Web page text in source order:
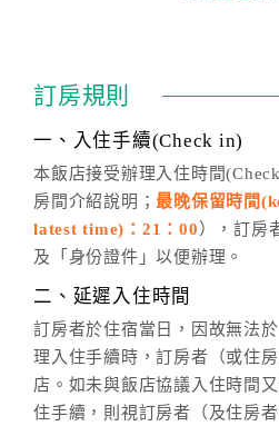
話方式異動訂單。
※非客服時間之申辦異動，皆為
五、客服時間
週一至週日，上午9:00～晚上
六、聯絡方式
(07)9682715 。
訂房規則
一、入住手續(Check in)
本飯店接受辦理入住時間
房間介紹說明；最晚保留時間
latest time)：21：00 ），訂房
及「身份證件」以便辦理。
二、延遲入住時間
訂房者於住宿當日，因故無法
理入住手續時，訂房者（或住
店。如未與飯店協議入住時間
住手續，則視訂房者（及住房